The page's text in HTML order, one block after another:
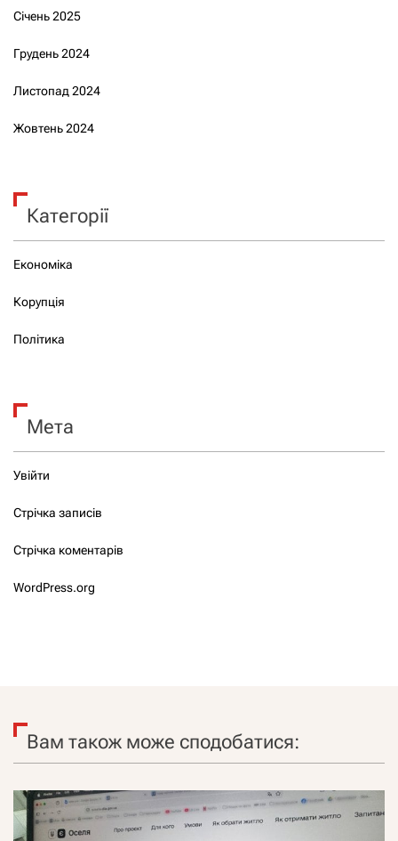
Січень 2025
Грудень 2024
Листопад 2024
Жовтень 2024
Категорії
Економіка
Корупція
Політика
Мета
Увійти
Стрічка записів
Стрічка коментарів
WordPress.org
Вам також може сподобатися: